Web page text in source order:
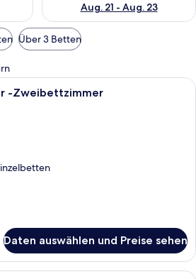
Aug. 21 - Aug. 23
Über 3 Betten
Ein Hotelzimmer mit zwei Betten,
-Zweibettzimmer
Daten auswählen und Preise sehen
Ein Hotelzimmer mit Bett,